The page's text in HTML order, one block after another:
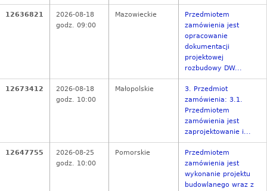
12636821
2026-08-18
godz. 09:00
Mazowieckie
Przedmiotem
zamówienia jest
opracowanie
dokumentacji
projektowej
rozbudowy DW...
12673412
2026-08-18
godz. 10:00
Małopolskie
3. Przedmiot
zamówienia: 3.1.
Przedmiotem
zamówienia jest
zaprojektowanie i...
12647755
2026-08-25
godz. 10:00
Pomorskie
Przedmiotem
zamówienia jest
wykonanie projektu
budowlanego wraz z